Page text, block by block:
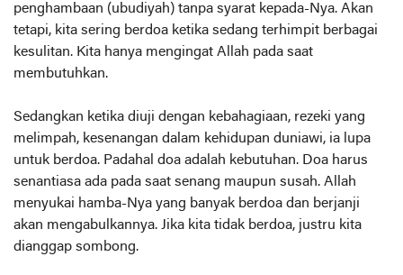
penghambaan (ubudiyah) tanpa syarat kepada-Nya. Akan
tetapi, kita sering berdoa ketika sedang terhimpit berbagai
kesulitan. Kita hanya mengingat Allah pada saat
membutuhkan.
Sedangkan ketika diuji dengan kebahagiaan, rezeki yang
melimpah, kesenangan dalam kehidupan duniawi, ia lupa
untuk berdoa. Padahal doa adalah kebutuhan. Doa harus
senantiasa ada pada saat senang maupun susah. Allah
menyukai hamba-Nya yang banyak berdoa dan berjanji
akan mengabulkannya. Jika kita tidak berdoa, justru kita
dianggap sombong.